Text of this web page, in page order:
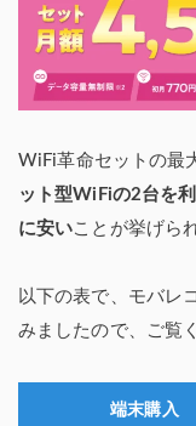
WiFi革命セットの最
ット型WiFiの2台を
に安いことが挙げら
以下の表で、モバレ
みましたので、ご覧
端末購入